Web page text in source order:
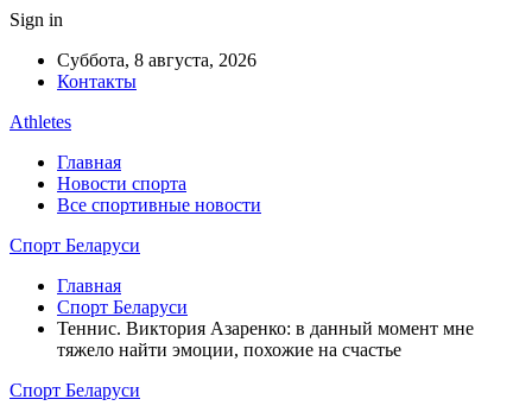
Sign in
Суббота, 8 августа, 2026
Контакты
Athletes
Главная
Новости спорта
Все спортивные новости
Спорт Беларуси
Главная
Спорт Беларуси
Теннис. Виктория Азаренко: в данный момент мне
тяжело найти эмоции, похожие на счастье
Спорт Беларуси